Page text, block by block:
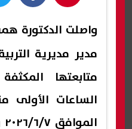
واصلت الدكتورة
مدير مديرية
متابعتها
الساعات الأولى